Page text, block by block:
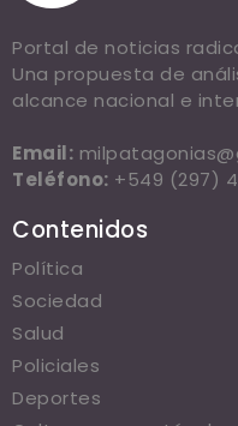
Portal de noticias
Una propuesta de
alcance nacional e
Email:
Teléfono: +549 (297)
Contenidos
Política
Sociedad
Salud
Policiales
Deportes